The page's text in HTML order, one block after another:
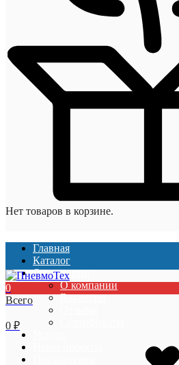
Нет товаров в корзине.
Главная
Каталог
О компании
О компании
Вакансии
0
Всего
0 ₽